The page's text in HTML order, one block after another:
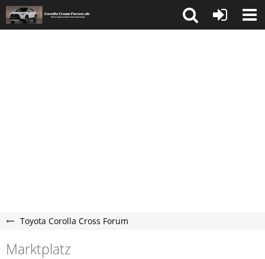
Toyota Corolla Cross Forum
Marktplatz